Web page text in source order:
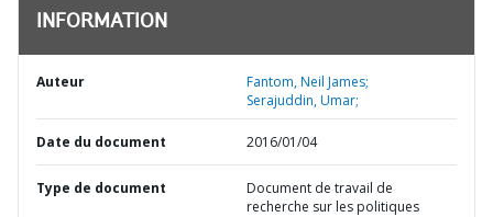
INFORMATION
Auteur
Fantom, Neil James;
Serajuddin, Umar;
Date du document 2016/01/04
Type de document
Document de travail de
recherche sur les politiques